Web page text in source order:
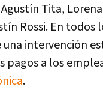
Tita,
Rossi. En todos
una intervención
pagos a los
.